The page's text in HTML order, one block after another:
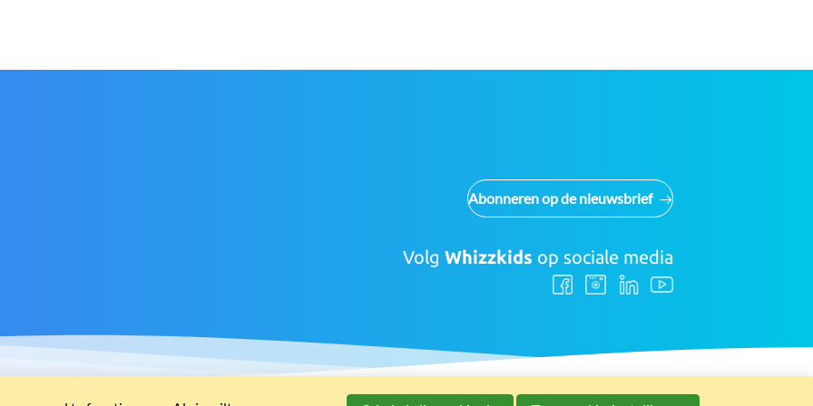
Abonneren op de nieuwsbrief
VolgWhizzkids op sociale media
Volg
ons
Volg
ons
Volg Volg